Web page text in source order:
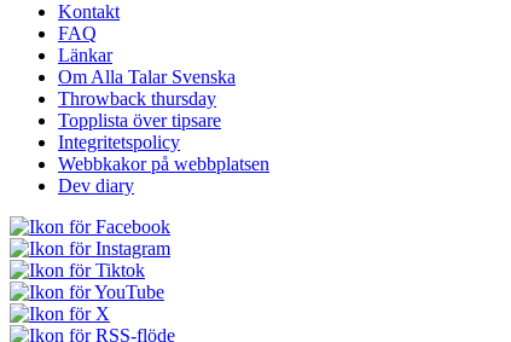
Kontakt
FAQ
Länkar
Om Alla Talar Svenska
Throwback thursday
Topplista över tipsare
Integritetspolicy
Webbkakor på webbplatsen
Dev diary